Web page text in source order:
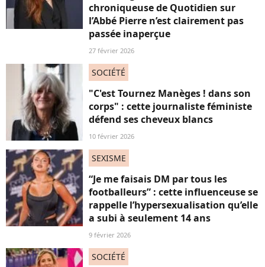
chroniqueuse de Quotidien sur
l’Abbé Pierre n’est clairement pas
passée inaperçue
27 février 2026
SOCIÉTÉ
"C'est Tournez Manèges ! dans son
corps" : cette journaliste féministe
défend ses cheveux blancs
10 février 2026
SEXISME
“Je me faisais DM par tous les
footballeurs” : cette influenceuse se
rappelle l’hypersexualisation qu’elle
a subi à seulement 14 ans
9 février 2026
SOCIÉTÉ